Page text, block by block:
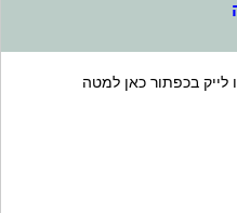
לייק בכפתור כאן למטה